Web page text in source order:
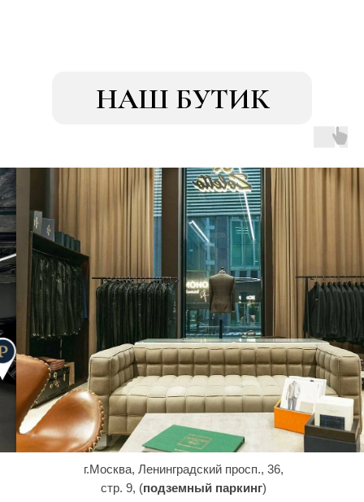
НАШ БУТИК
г.Москва, Ленинградский просп., 36,
стр. 9, (подземный паркинг)